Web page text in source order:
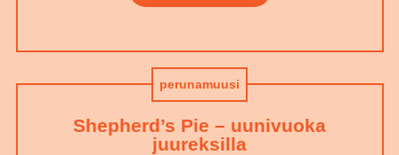
perunamuusi
Shepherd’s Pie – uunivuoka
juureksilla